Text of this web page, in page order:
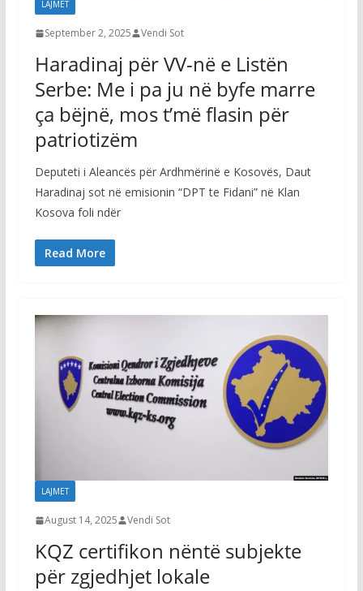
LAJMET
September 2, 2025 Vendi Sot
Haradinaj për VV-në e Listën
Serbe: Me i pa ju në byfe marre
ça bëjnë, mos t’më flasin për
patriotizëm
Deputeti i Aleancës për Ardhmërinë e Kosovës, Daut
Haradinaj sot në emisionin “DPT te Fidani” në Klan
Kosova foli ndër
Read More
LAJMET
August 14, 2025 Vendi Sot
KQZ certifikon nëntë subjekte
për zgjedhjet lokale